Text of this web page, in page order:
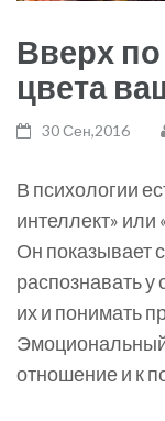
Вверх по
цвета
30 Сен,2016
В психологии
интеллект» или
Он показывает
распознавать
их и понимать
Эмоциональный
отношение и к